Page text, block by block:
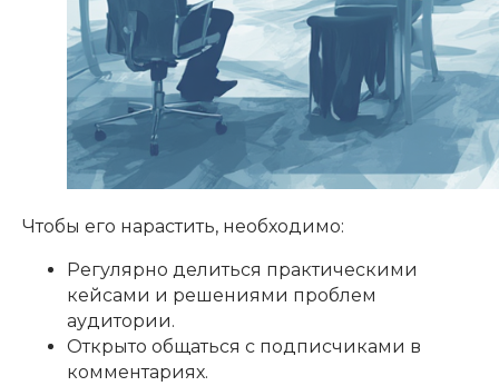
Чтобы его нарастить, необходимо:
Регулярно делиться практическими
кейсами и решениями проблем
аудитории.
Открыто общаться с подписчиками в
комментариях.